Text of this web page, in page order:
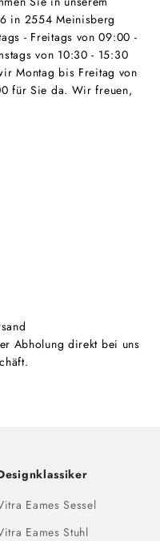
in 2554 Meinisberg
- Freitags von 09:00 -
von 10:30 - 15:30
Montag bis Freitag von
für Sie da. Wir freuen,
Abholung direkt bei uns
Element 1
zu Element 2
zu Element 3
zu Element 4
Eames Sessel
Eames Stuhl